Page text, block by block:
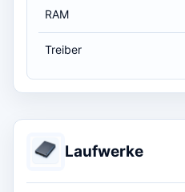
RAM
Treiber
Laufwerke